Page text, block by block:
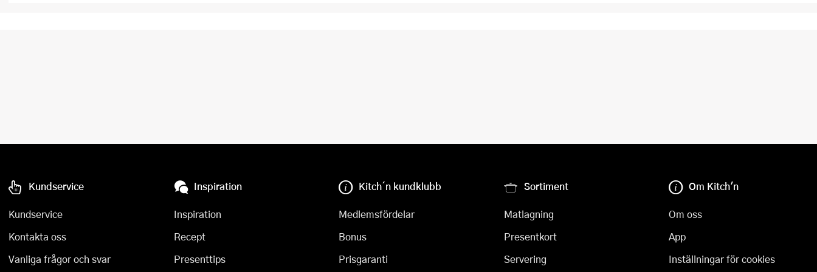
Kundservice
Kundservice
Kontakta oss
Vanliga frågor och svar
Inspiration
Inspiration
Recept
Presenttips
Kitch´n kundklubb
Medlemsfördelar
Bonus
Prisgaranti
Sortiment
Matlagning
Presentkort
Servering
Om Kitch'n
Om oss
App
Inställningar för cookies